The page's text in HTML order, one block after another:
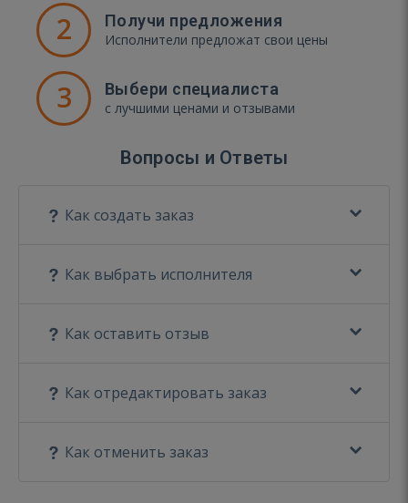
2 Получи предложения
Исполнители предложат свои цены
3 Выбери специалиста
с лучшими ценами и отзывами
Вопросы и Ответы
Как создать заказ
Как выбрать исполнителя
Как оставить отзыв
Как отредактировать заказ
Как отменить заказ